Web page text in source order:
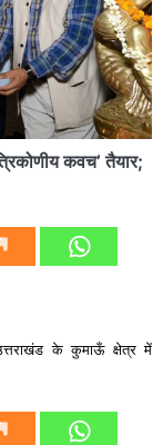
कवच’ तैयार;
के कुमाऊँ क्षेत्र में